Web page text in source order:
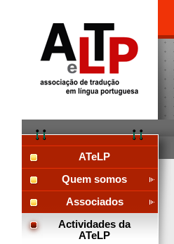
ATeLP
Quem somos
Associados
Actividades da
ATeLP